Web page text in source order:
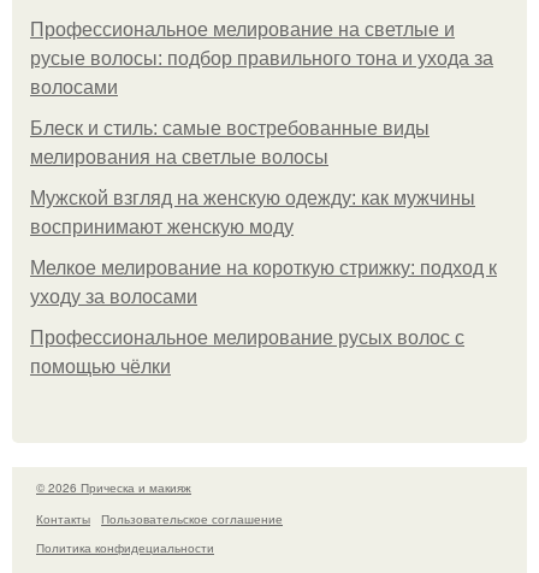
Профессиональное мелирование на светлые и
русые волосы: подбор правильного тона и ухода за
волосами
Блеск и стиль: самые востребованные виды
мелирования на светлые волосы
Мужской взгляд на женскую одежду: как мужчины
воспринимают женскую моду
Мелкое мелирование на короткую стрижку: подход к
уходу за волосами
Профессиональное мелирование русых волос с
помощью чёлки
© 2026 Прическа и макияж
Контакты
Пользовательское соглашение
Политика конфидециальности